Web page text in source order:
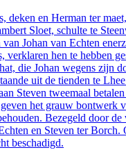
deken en Herman ter
Sloet, schulte te
van Johan van Echten
verklaren hen te hebben
die Johan wegens zijn
uit de tienden te
Steven tweemaal
het grauw bontwerk
Bezegeld door de
en Steven ter
beschadigd.